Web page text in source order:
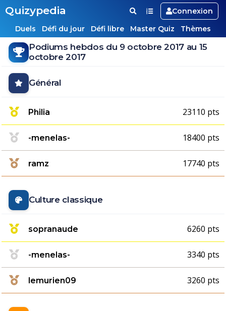
Quizypedia
Connexion
Duels
Défi du jour Défi libre Master Quiz Thèmes
Podiums hebdos du 9 octobre 2017 au 15
octobre 2017
Général
Philia 23110 pts
-menelas- 18400 pts
ramz 17740 pts
Culture classique
sopranaude 6260 pts
-menelas- 3340 pts
lemurien09 3260 pts